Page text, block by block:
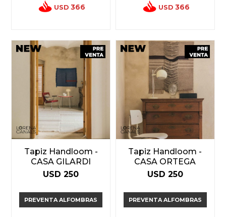
USD 366 USD 366
Tapiz Handloom -
CASA GILARDI
USD 250
PREVENTA ALFOMBRAS
Tapiz Handloom -
CASA ORTEGA
USD 250
PREVENTA ALFOMBRAS